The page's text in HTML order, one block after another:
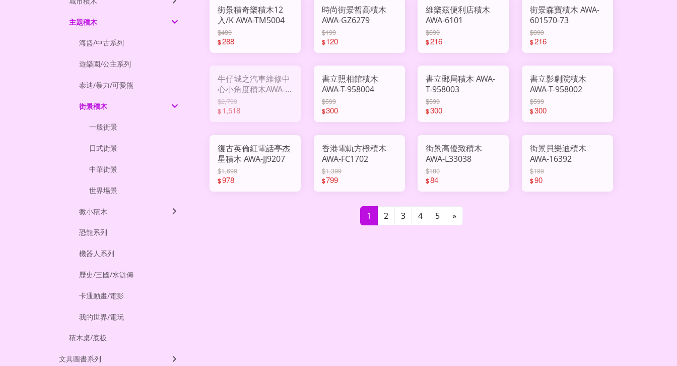
街景積奇樂積木12
入/K AWA-TM5004
$480
$288
時尚街景哲高積木
AWA-GZ6279
$199
$120
維樂茲便利店積木
AWA-6101
$399
$216
街景森寶積木 AWA-
601570-73
$399
$216
牛仔城之汽車維修中
心小角度積木AWA-
JD111
$2,799
$1,518
書立照相館積木
AWA-T-958004
$599
$300
書立郵局積木 AWA-
T-958003
$599
$300
書立影劇院積木
AWA-T-958002
$599
$300
復古英倫紅電話亭杰
星積木 AWA-JJ9207
$1,699
$978
香港電軌方橙積木
AWA-FC1702
$1,399
$799
街景高優致積木
AWA-L33038
$180
$84
街景貝樂迪積木
AWA-16392
$199
$90
1 2 3 4 5 »
主題積木
海盜/中古系列
遊樂園/公主系列
泰迪/暴力/可愛熊
街景積木
一般街景
日式街景
中華街景
世界場景
微小積木
恐龍系列
機器人系列
歷史/三國/水滸傳
卡通動畫/電影
我的世界/電玩
積木桌/底板
文具圖書系列